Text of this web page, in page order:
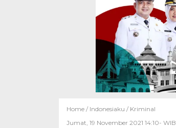
Home / Indonesiaku / Kriminal
Jumat, 19 November 2021 14:10- WIB